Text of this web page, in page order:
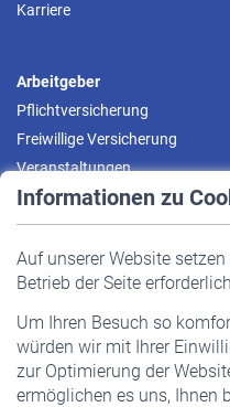
Informationen zu
Auf unserer Website
Betrieb der Seite
Um Ihren Besuch so
würden wir mit Ihrer
zur Optimierung der
ermöglichen es uns, Ihnen
Karriere
Arbeitgeber
Pflichtversicherung
Freiwillige Versicherung
Veranstaltungen
Pflichtversicherung
Staatliche Förderung
Veranstaltungen